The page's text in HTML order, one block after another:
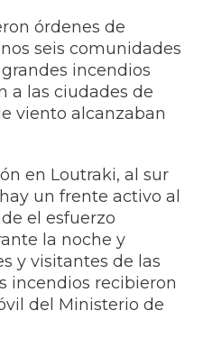
órdenes de
seis comunidades
incendios
a las ciudades de
viento alcanzaban
en Loutraki, al sur
un frente activo al
el esfuerzo
la noche y
y visitantes de las
incendios recibieron
del Ministerio de